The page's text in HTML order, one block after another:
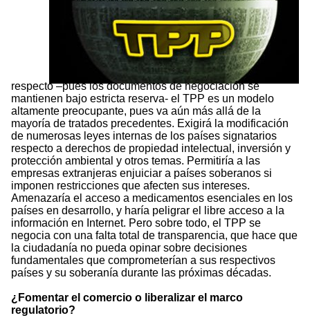
respecto –pues los documentos de negociación se
mantienen bajo estricta reserva- el TPP es un modelo
altamente preocupante, pues va aún más allá de la
mayoría de tratados precedentes. Exigirá la modificación
de numerosas leyes internas de los países signatarios
respecto a derechos de propiedad intelectual, inversión y
protección ambiental y otros temas. Permitiría a las
empresas extranjeras enjuiciar a países soberanos si
imponen restricciones que afecten sus intereses.
Amenazaría el acceso a medicamentos esenciales en los
países en desarrollo, y haría peligrar el libre acceso a la
información en Internet. Pero sobre todo, el TPP se
negocia con una falta total de transparencia, que hace que
la ciudadanía no pueda opinar sobre decisiones
fundamentales que comprometerían a sus respectivos
países y su soberanía durante las próximas décadas.
¿Fomentar el comercio o liberalizar el marco
regulatorio?